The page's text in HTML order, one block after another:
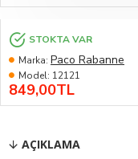
849,00TL
STOKTA VAR
Marka: Paco Rabanne
Model: 12121
AÇIKLAMA